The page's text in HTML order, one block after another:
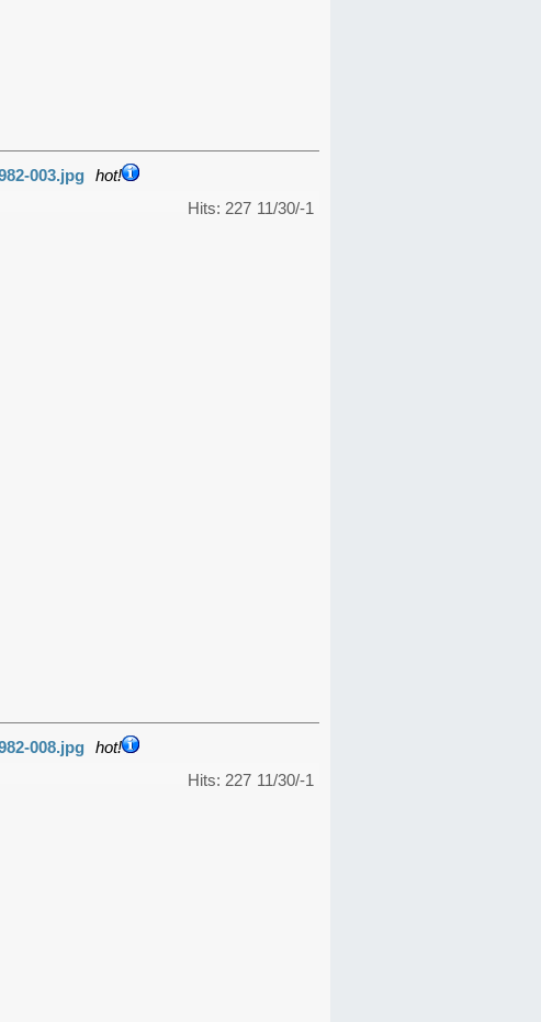
003.jpg hot!
11/30/-1
Hits: 227
008.jpg hot!
11/30/-1
Hits: 227